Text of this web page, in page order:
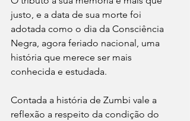
justo, e a data de sua morte foi
adotada como o dia da Consciência
Negra, agora feriado nacional, uma
história que merece ser mais
conhecida e estudada.
Contada a história de Zumbi vale a
reflexão a respeito da condição do